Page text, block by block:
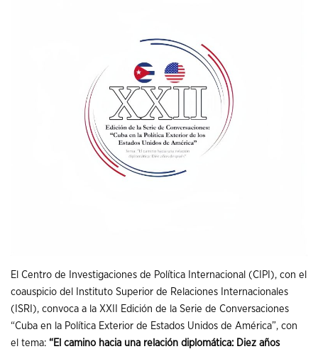
El Centro de Investigaciones de Política Internacional (CIPI), con el
coauspicio del Instituto Superior de Relaciones Internacionales
(ISRI), convoca a la XXII Edición de la Serie de Conversaciones
“Cuba en la Política Exterior de Estados Unidos de América”, con
el tema: “ El camino hacia una relación diplomática: Diez años